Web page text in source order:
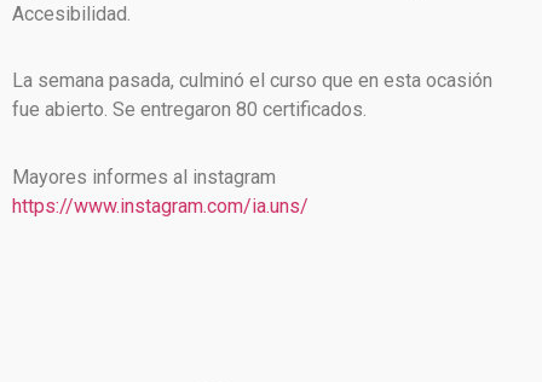
Accesibilidad.
La semana pasada, culminó el curso que en esta ocasión
fue abierto. Se entregaron 80 certificados.
Mayores informes al instagram
https://www.instagram.com/ia.uns/